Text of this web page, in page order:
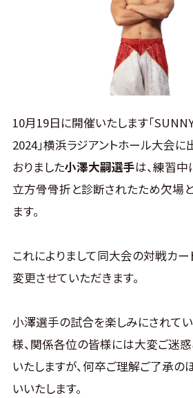
ノ
ア
公
式
サ
イ
ト
10月19日に開催いたします「
2024」横浜ラジアントホール大会に
おりました小澤大嗣選手は、練習中
立方骨骨折と診断されたため欠場
ます。
これによりまして同大会の対戦カ
変更させていただきます。
小澤選手の試合を楽しみにされて
様、関係各位の皆様には大変ご迷
いたしますが、何卒ご理解ご了承の
いいたします。